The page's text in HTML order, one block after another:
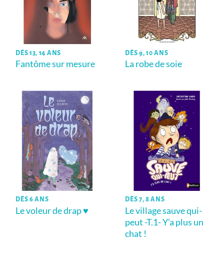
DÈS 13, 14 ANS
Fantôme sur mesure
DÈS 9, 10 ANS
La robe de soie
DÈS 6 ANS
Le voleur de drap ♥
DÈS 7, 8 ANS
Le village sauve qui-
peut -T.1- Y’a plus un
chat !